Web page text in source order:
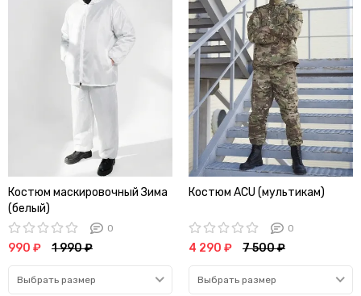
Костюм маскировочный Зима
(белый)
0
990 ₽ 1 990 ₽
Выбрать размер
Костюм ACU (мультикам)
0
4 290 ₽ 7 500 ₽
Выбрать размер